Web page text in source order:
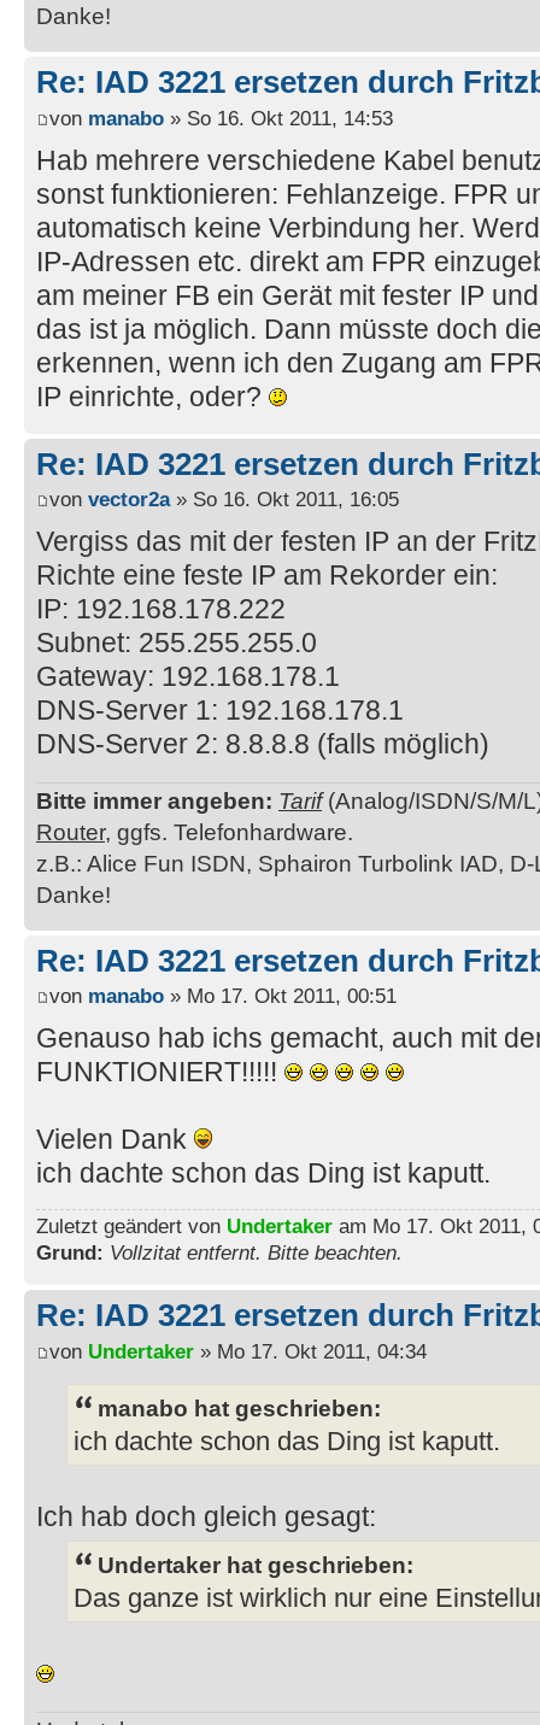
Danke!
Re: IAD 3221 ersetzen durch
von manabo » So 16. Okt 2011, 14:53
Hab mehrere verschiedene Kabel
sonst funktionieren: Fehlanzeige. FPR
automatisch keine Verbindung her.
IP-Adressen etc. direkt am FPR
am meiner FB ein Gerät mit fester IP
das ist ja möglich. Dann müsste doch
erkennen, wenn ich den Zugang am
IP einrichte, oder?
Re: IAD 3221 ersetzen durch
von vector2a» So 16. Okt 2011, 16:05
Vergiss das mit der festen IP an der
Richte eine feste IP am Rekorder ein:
IP: 192.168.178.222
Subnet: 255.255.255.0
Gateway: 192.168.178.1
DNS-Server 1: 192.168.178.1
DNS-Server 2: 8.8.8.8 (falls möglich)
Bitte immer angeben: Tarif(Analog/ISDN/S/M/
Router, ggfs. Telefonhardware.
z.B.: Alice Fun ISDN, Sphairon Turbolink IAD,
Danke!
Re: IAD 3221 ersetzen durch
von manabo » Mo 17. Okt 2011, 00:51
Genauso hab ichs gemacht, auch mit
FUNKTIONIERT!!!!!
Vielen Dank
ich dachte schon das Ding ist kaputt.
Zuletzt geändert von Undertaker am Mo 17. Okt 2011,
Grund: Vollzitat entfernt. Bitte beachten.
Re: IAD 3221 ersetzen durch
von Undertaker » Mo 17. Okt 2011, 04:34
manabo hat geschrieben:
ich dachte schon das Ding ist kaputt.
Ich hab doch gleich gesagt:
Undertaker hat geschrieben:
Das ganze ist wirklich nur eine